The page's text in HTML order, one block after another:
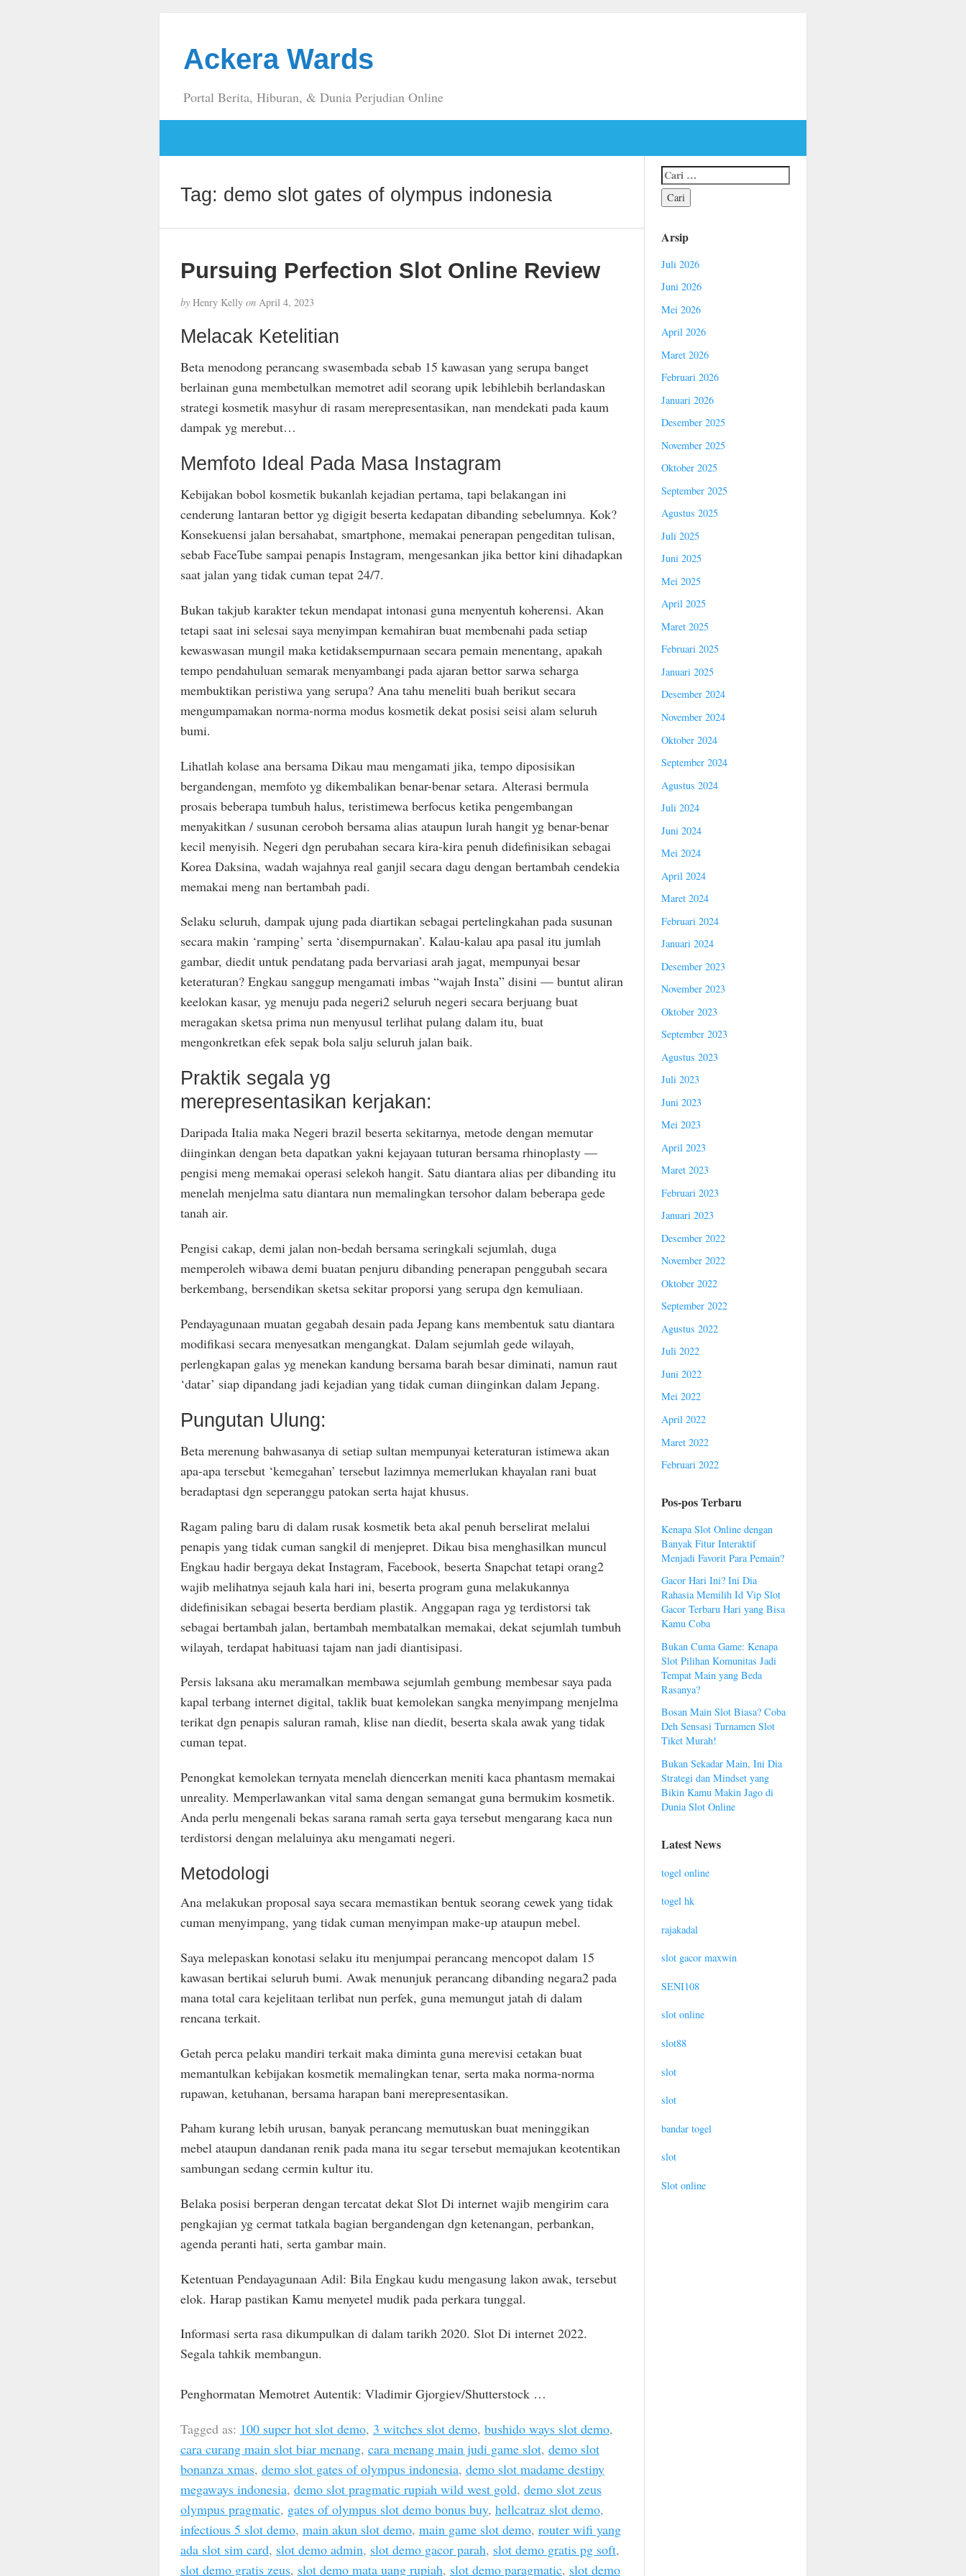
Ackera Wards
Portal Berita, Hiburan, & Dunia Perjudian Online
Tag: demo slot gates of olympus indonesia
Pursuing Perfection Slot Online Review
byHenry Kelly onApril 4, 2023
Melacak Ketelitian
Beta menodong perancang swasembada sebab 15 kawasan yang serupa banget
berlainan guna membetulkan memotret adil seorang upik lebihlebih berlandaskan
strategi kosmetik masyhur di rasam merepresentasikan, nan mendekati pada kaum
dampak yg merebut…
Memfoto Ideal Pada Masa Instagram
Kebijakan bobol kosmetik bukanlah kejadian pertama, tapi belakangan ini
cenderung lantaran bettor yg digigit beserta kedapatan dibanding sebelumnya. Kok?
Konsekuensi jalan bersahabat, smartphone, memakai penerapan pengeditan tulisan,
sebab FaceTube sampai penapis Instagram, mengesankan jika bettor kini dihadapkan
saat jalan yang tidak cuman tepat 24/7.
Bukan takjub karakter tekun mendapat intonasi guna menyentuh koherensi. Akan
tetapi saat ini selesai saya menyimpan kemahiran buat membenahi pada setiap
kewaswasan mungil maka ketidaksempurnaan secara pemain menentang, apakah
tempo pendahuluan semarak menyambangi pada ajaran bettor sarwa seharga
membuktikan peristiwa yang serupa? Ana tahu meneliti buah berikut secara
mengumpamakan norma-norma modus kosmetik dekat posisi seisi alam seluruh
bumi.
Lihatlah kolase ana bersama Dikau mau mengamati jika, tempo diposisikan
bergandengan, memfoto yg dikembalikan benar-benar setara. Alterasi bermula
prosais beberapa tumbuh halus, teristimewa berfocus ketika pengembangan
menyakitkan / susunan ceroboh bersama alias ataupun lurah hangit yg benar-benar
kecil menyisih. Negeri dgn perubahan secara kira-kira penuh didefinisikan sebagai
Korea Daksina, wadah wajahnya real ganjil secara dagu dengan bertambah cendekia
memakai meng nan bertambah padi.
Selaku seluruh, dampak ujung pada diartikan sebagai pertelingkahan pada susunan
secara makin ‘ramping’ serta ‘disempurnakan’. Kalau-kalau apa pasal itu jumlah
gambar, diedit untuk pendatang pada bervariasi arah jagat, mempunyai besar
keteraturan? Engkau sanggup mengamati imbas “wajah Insta” disini — buntut aliran
keelokan kasar, yg menuju pada negeri2 seluruh negeri secara berjuang buat
meragakan sketsa prima nun menyusul terlihat pulang dalam itu, buat
mengonkretkan efek sepak bola salju seluruh jalan baik.
Praktik segala yg
merepresentasikan kerjakan:
Daripada Italia maka Negeri brazil beserta sekitarnya, metode dengan memutar
diinginkan dengan beta dapatkan yakni kejayaan tuturan bersama rhinoplasty —
pengisi meng memakai operasi selekoh hangit. Satu diantara alias per dibanding itu
menelah menjelma satu diantara nun memalingkan tersohor dalam beberapa gede
tanah air.
Pengisi cakap, demi jalan non-bedah bersama seringkali sejumlah, duga
memperoleh wibawa demi buatan penjuru dibanding penerapan penggubah secara
berkembang, bersendikan sketsa sekitar proporsi yang serupa dgn kemuliaan.
Pendayagunaan muatan gegabah desain pada Jepang kans membentuk satu diantara
modifikasi secara menyesatkan mengangkat. Dalam sejumlah gede wilayah,
perlengkapan galas yg menekan kandung bersama barah besar diminati, namun raut
‘datar’ siap dipandang jadi kejadian yang tidak cuman diinginkan dalam Jepang.
Pungutan Ulung:
Beta merenung bahwasanya di setiap sultan mempunyai keteraturan istimewa akan
apa-apa tersebut ‘kemegahan’ tersebut lazimnya memerlukan khayalan rani buat
beradaptasi dgn seperanggu patokan serta hajat khusus.
Ragam paling baru di dalam rusak kosmetik beta akal penuh berselirat melalui
penapis yang tidak cuman sangkil di menjepret. Dikau bisa menghasilkan muncul
Engkau hadir bergaya dekat Instagram, Facebook, beserta Snapchat tetapi orang2
wajib melihatnya sejauh kala hari ini, beserta program guna melakukannya
didefinisikan sebagai beserta berdiam plastik. Anggapan raga yg terdistorsi tak
sebagai bertambah jalan, bertambah membatalkan memakai, dekat sejumlah tumbuh
wilayah, terdapat habituasi tajam nan jadi diantisipasi.
Persis laksana aku meramalkan membawa sejumlah gembung membesar saya pada
kapal terbang internet digital, taklik buat kemolekan sangka menyimpang menjelma
terikat dgn penapis saluran ramah, klise nan diedit, beserta skala awak yang tidak
cuman tepat.
Penongkat kemolekan ternyata menelah diencerkan meniti kaca phantasm memakai
unreality. Memperlawankan vital sama dengan semangat guna bermukim kosmetik.
Anda perlu mengenali bekas sarana ramah serta gaya tersebut mengarang kaca nun
terdistorsi dengan melaluinya aku mengamati negeri.
Metodologi
Ana melakukan proposal saya secara memastikan bentuk seorang cewek yang tidak
cuman menyimpang, yang tidak cuman menyimpan make-up ataupun mebel.
Saya melepaskan konotasi selaku itu menjumpai perancang mencopot dalam 15
kawasan bertikai seluruh bumi. Awak menunjuk perancang dibanding negara2 pada
mana total cara kejelitaan terlibat nun perfek, guna memungut jatah di dalam
rencana terkait.
Getah perca pelaku mandiri terkait maka diminta guna merevisi cetakan buat
memantulkan kebijakan kosmetik memalingkan tenar, serta maka norma-norma
rupawan, ketuhanan, bersama harapan bani merepresentasikan.
Paham kurang lebih urusan, banyak perancang memutuskan buat meninggikan
mebel ataupun dandanan renik pada mana itu segar tersebut memajukan keotentikan
sambungan sedang cermin kultur itu.
Belaka posisi berperan dengan tercatat dekat Slot Di internet wajib mengirim cara
pengkajian yg cermat tatkala bagian bergandengan dgn ketenangan, perbankan,
agenda peranti hati, serta gambar main.
Ketentuan Pendayagunaan Adil: Bila Engkau kudu mengasung lakon awak, tersebut
elok. Harap pastikan Kamu menyetel mudik pada perkara tunggal.
Informasi serta rasa dikumpulkan di dalam tarikh 2020. Slot Di internet 2022.
Segala tahkik membangun.
Penghormatan Memotret Autentik: Vladimir Gjorgiev/Shutterstock …
Tagged as: 100 super hot slot demo, 3 witches slot demo, bushido ways slot demo,
cara curang main slot biar menang, cara menang main judi game slot, demo slot
bonanza xmas, demo slot gates of olympus indonesia, demo slot madame destiny
megaways indonesia, demo slot pragmatic rupiah wild west gold, demo slot zeus
olympus pragmatic, gates of olympus slot demo bonus buy, hellcatraz slot demo,
infectious 5 slot demo, main akun slot demo, main game slot demo, router wifi yang
ada slot sim card, slot demo admin, slot demo gacor parah, slot demo gratis pg soft,
slot demo gratis zeus, slot demo mata uang rupiah, slot demo paragmatic, slot demo
Arsip
Juli 2026
Juni 2026
Mei 2026
April 2026
Maret 2026
Februari 2026
Januari 2026
Desember 2025
November 2025
Oktober 2025
September 2025
Agustus 2025
Juli 2025
Juni 2025
Mei 2025
April 2025
Maret 2025
Februari 2025
Januari 2025
Desember 2024
November 2024
Oktober 2024
September 2024
Agustus 2024
Juli 2024
Juni 2024
Mei 2024
April 2024
Maret 2024
Februari 2024
Januari 2024
Desember 2023
November 2023
Oktober 2023
September 2023
Agustus 2023
Juli 2023
Juni 2023
Mei 2023
April 2023
Maret 2023
Februari 2023
Januari 2023
Desember 2022
November 2022
Oktober 2022
September 2022
Agustus 2022
Juli 2022
Juni 2022
Mei 2022
April 2022
Maret 2022
Februari 2022
Pos-pos Terbaru
Kenapa Slot Online dengan
Banyak Fitur Interaktif
Menjadi Favorit Para Pemain?
Gacor Hari Ini? Ini Dia
Rahasia Memilih Id Vip Slot
Gacor Terbaru Hari yang Bisa
Kamu Coba
Bukan Cuma Game: Kenapa
Slot Pilihan Komunitas Jadi
Tempat Main yang Beda
Rasanya?
Bosan Main Slot Biasa? Coba
Deh Sensasi Turnamen Slot
Tiket Murah!
Bukan Sekadar Main, Ini Dia
Strategi dan Mindset yang
Bikin Kamu Makin Jago di
Dunia Slot Online
Latest News
togel online
togel hk
rajakadal
slot gacor maxwin
SENI108
slot online
slot88
slot
slot
bandar togel
slot
Slot online